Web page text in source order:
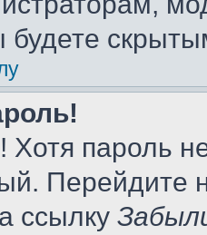
будете
Хотя пароль
Перейдите
ссылку